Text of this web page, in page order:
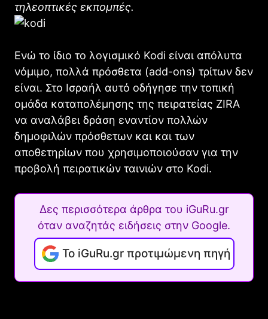
τηλεοπτικές εκπομπές.
Ενώ το ίδιο το λογισμικό Kodi είναι απόλυτα
νόμιμο, πολλά πρόσθετα (add-ons) τρίτων δεν
είναι. Στο Ισραήλ αυτό οδήγησε την τοπική
ομάδα καταπολέμησης της πειρατείας ZIRA
να αναλάβει δράση εναντίον πολλών
δημοφιλών πρόσθετων και και των
αποθετηρίων που χρησιμοποιούσαν για την
προβολή πειρατικών ταινιών στο Kodi.
Δες περισσότερα άρθρα του iGuRu.gr
όταν αναζητάς ειδήσεις στην Google.
Το iGuRu.gr προτιμώμενη πηγή